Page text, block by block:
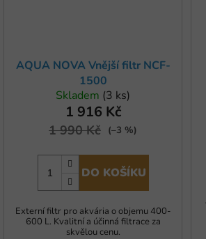
AQUA NOVA Vnější filtr NCF-
1500
Skladem (3 ks)
1 916 Kč
1 990 Kč (–3 %)
DO KOŠÍKU
Externí filtr pro akvária o objemu 400-
600 L. Kvalitní a účinná filtrace za
skvělou cenu.